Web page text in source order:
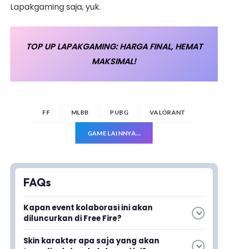
Lapakgaming saja, yuk.
TOP UP LAPAKGAMING: HARGA FINAL, HEMAT
MAKSIMAL!
FF MLBB PUBG VALORANT
GAME LAINNYA…
FAQs
Kapan event kolaborasi ini akan
diluncurkan di Free Fire?
Event kolaborasi Free Fire x Naruto Shippuden
Skin karakter apa saja yang akan